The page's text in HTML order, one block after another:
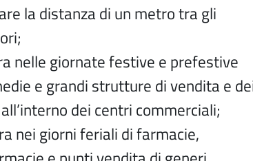
la distanza di un metro tra gli
nelle giornate festive e prefestive
e grandi strutture di vendita e
dei centri commerciali;
nei giorni feriali di farmacie,